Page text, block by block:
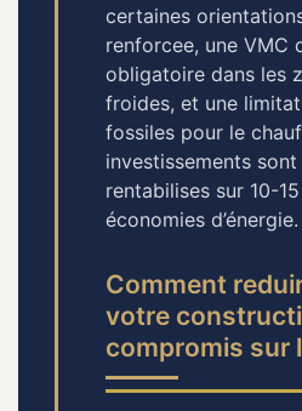
certaines
renforcee, une VMC
obligatoire dans les
froides, et une
fossiles pour le
investissements
rentabilises sur 10-
économies d’énergie.
Comment
votre
compromis sur